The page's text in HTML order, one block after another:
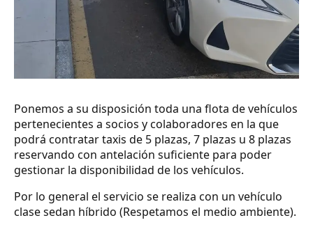
Ponemos a su disposición toda una flota de vehículos
pertenecientes a socios y colaboradores en la que
podrá contratar taxis de 5 plazas, 7 plazas u 8 plazas
reservando con antelación suficiente para poder
gestionar la disponibilidad de los vehículos.
Por lo general el servicio se realiza con un vehículo
clase sedan híbrido (Respetamos el medio ambiente).